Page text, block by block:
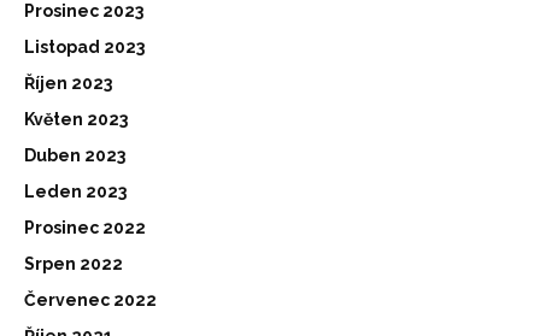
Prosinec 2023
Listopad 2023
Říjen 2023
Květen 2023
Duben 2023
Leden 2023
Prosinec 2022
Srpen 2022
Červenec 2022